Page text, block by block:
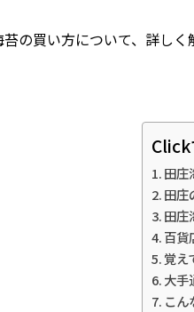
の買い方について、詳しく
田庄
田庄
田庄
百貨
覚え
大手
こん